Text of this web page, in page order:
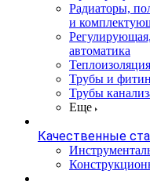
Радиаторы,
и
автоматика
Трубы и
Трубы
Еще
Качественные